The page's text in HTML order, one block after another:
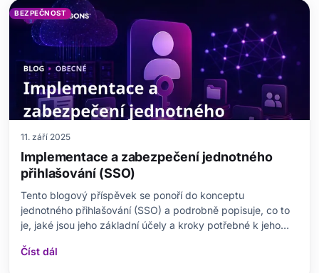
BEZPEČNOST
11. září 2025
Implementace a zabezpečení jednotného
přihlašování (SSO)
Tento blogový příspěvek se ponoří do konceptu
jednotného přihlašování (SSO) a podrobně popisuje, co to
je, jaké jsou jeho základní účely a kroky potřebné k jeho
výhody implementace SSO, jakož i jeho nevýhody.
Číst dál